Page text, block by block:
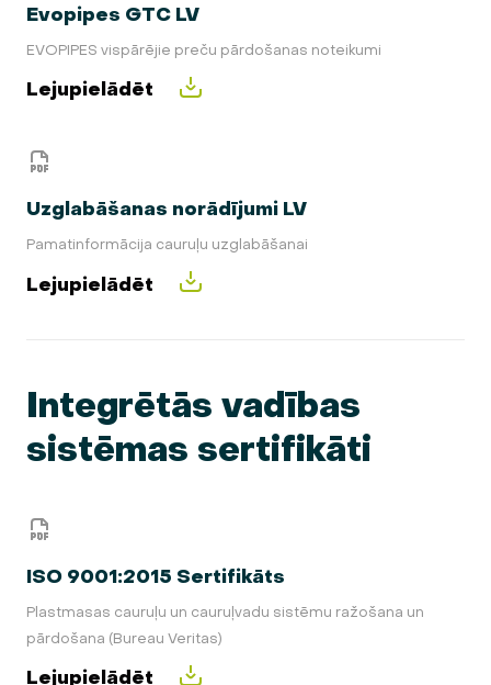
Evopipes GTC LV
EVOPIPES vispārējie preču pārdošanas noteikumi
Lejupielādēt
Uzglabāšanas norādījumi LV
Pamatinformācija cauruļu uzglabāšanai
Lejupielādēt
Integrētās vadības
sistēmas sertifikāti
ISO 9001:2015 Sertifikāts
Plastmasas cauruļu un cauruļvadu sistēmu ražošana un
pārdošana (Bureau Veritas)
Lejupielādēt